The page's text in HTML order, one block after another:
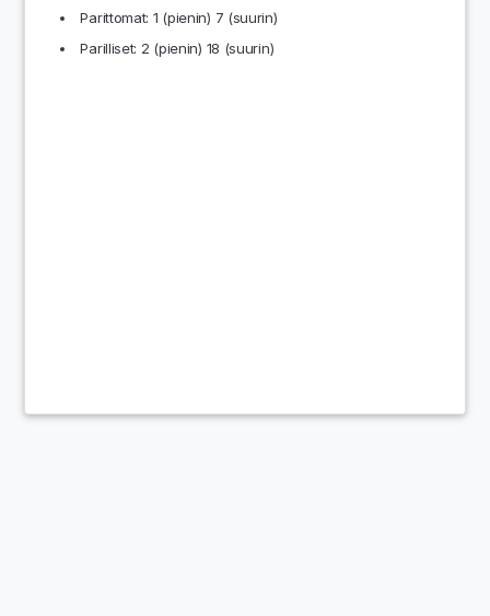
Parittomat: 1 (pienin) 7 (suurin)
Parilliset: 2 (pienin) 18 (suurin)